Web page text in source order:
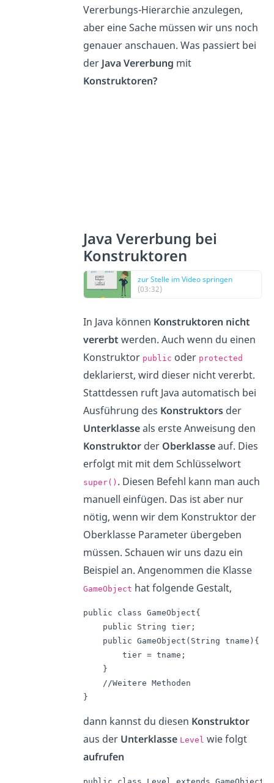
Vererbungs-Hierarchie anzulegen,
aber eine Sache müssen wir uns noch
genauer anschauen. Was passiert bei
der Java Vererbung mit
Konstruktoren?
Java Vererbung bei
Konstruktoren
zur Stelle im Video springen
(03:32)
In Java können Konstruktoren nicht
vererbt werden. Auch wenn du einen
Konstruktor public oder protected
deklarierst, wird dieser nicht vererbt.
Stattdessen ruft Java automatisch bei
Ausführung des Konstruktorsder
Unterklasseals erste Anweisung den
Konstruktorder Oberklasseauf. Dies
erfolgt mit mit dem Schlüsselwort
super() . Diesen Befehl kann man auch
manuell einfügen. Das ist aber nur
nötig, wenn wir dem Konstruktor der
Oberklasse Parameter übergeben
müssen. Schauen wir uns dazu ein
Beispiel an. Angenommen die Klasse
GameObject hat folgende Gestalt,
public class GameObject{
    public String tier;
    public GameObject(String tname){
        tier = tname;
    }
    //Weitere Methoden
}
dann kannst du diesen Konstruktor
aus der Unterklasse Level wie folgt
aufrufen